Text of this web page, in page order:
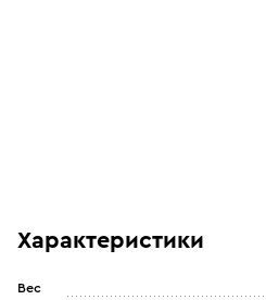
Характеристики
Вес